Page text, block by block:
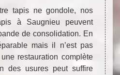
tapis ne gondole, nos
à Saugnieu peuvent
de consolidation. En
mais il n’est pas
restauration complète
des usures peut suffire